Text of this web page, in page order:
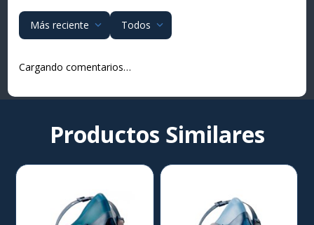
Más reciente Todos
Cargando comentarios…
Productos Similares